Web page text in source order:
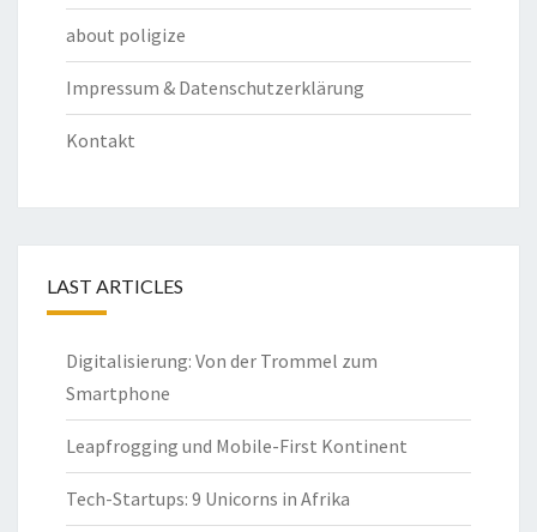
about poligize
Impressum & Datenschutzerklärung
Kontakt
LAST ARTICLES
Digitalisierung: Von der Trommel zum
Smartphone
Leapfrogging und Mobile-First Kontinent
Tech-Startups: 9 Unicorns in Afrika